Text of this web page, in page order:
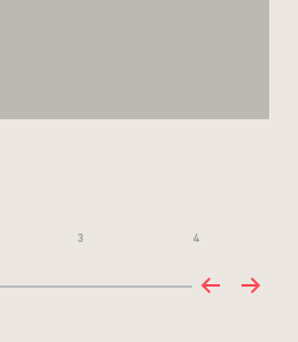
3 4